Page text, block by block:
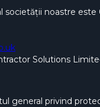
societății noastre
Solutions
general privind